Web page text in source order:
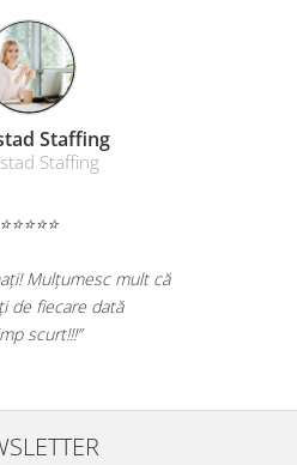
PC
&
Staffing
Staffing
⭐⭐⭐⭐⭐
Mulțumesc mult că
de fiecare dată
scurt!!!”